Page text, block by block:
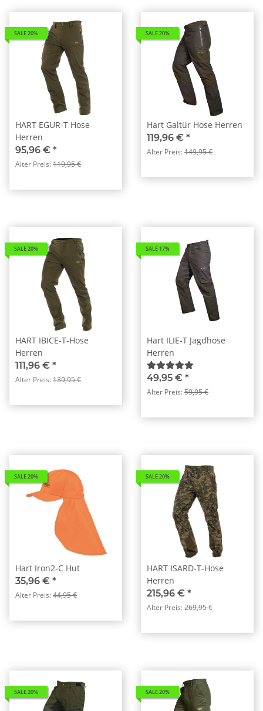
SALE 20%
HART EGUR-T Hose
Herren
95,96 € *
Alter Preis:119,95 €
SALE 20%
Hart Galtür Hose Herren
119,96 € *
Alter Preis:149,95 €
SALE 20%
HART IBICE-T-Hose
Herren
111,96 € *
Alter Preis:139,95 €
SALE 17%
Hart ILIE-T Jagdhose
Herren
49,95 € *
Alter Preis:59,95 €
SALE 20%
Hart Iron2-C Hut
35,96 € *
Alter Preis:44,95 €
SALE 20%
HART ISARD-T-Hose
Herren
215,96 € *
Alter Preis:269,95 €
SALE 20% SALE 20%